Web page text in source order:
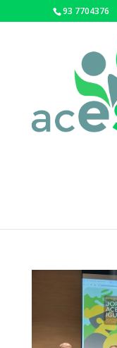
93 7704376